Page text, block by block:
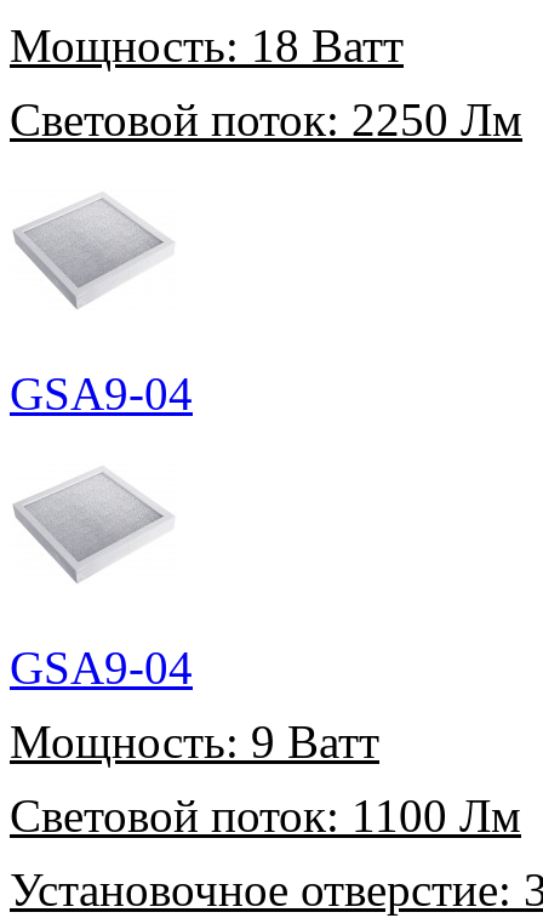
Мощность: 18 Ватт
Световой поток: 2250 Лм
GSA9-04
GSA9-04
Мощность: 9 Ватт
Световой поток: 1100 Лм
Установочное отверстие: